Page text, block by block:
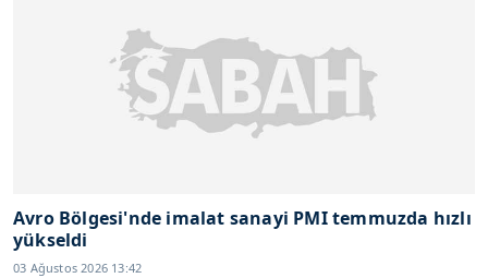
Avro Bölgesi'nde imalat sanayi PMI temmuzda hızlı
yükseldi
03 Ağustos 2026 13:42